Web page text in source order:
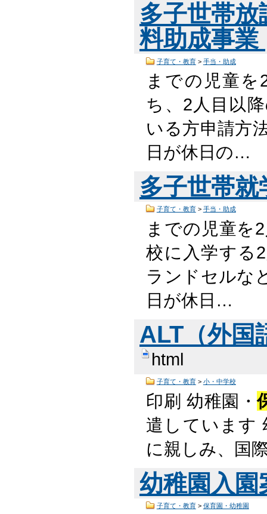
多子世帯
料助成事業
子育て・教育> 手当・助成
までの児童を
ち、2人目以
いる方申請方
日が休日の…
多子世帯
子育て・教育> 手当・助成
までの児童を
校に入学する
ランドセルな
日が休日…
ALT（外国
html
子育て・教育> 小・中学校
印刷 幼稚園・
遣しています
に親しみ、国
幼稚園入
子育て・教育> 保育園・幼稚園